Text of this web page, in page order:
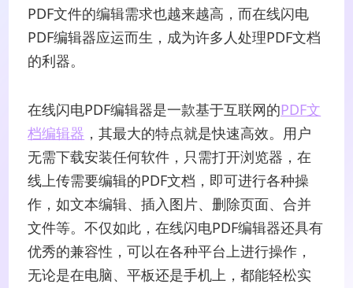
PDF文件的编辑需求也越来越高，而在线闪电
PDF编辑器应运而生，成为许多人处理PDF文档
的利器。
在线闪电PDF编辑器是一款基于互联网的PDF文
档编辑器 ，其最大的特点就是快速高效。用户
无需下载安装任何软件，只需打开浏览器，在
线上传需要编辑的PDF文档，即可进行各种操
作，如文本编辑、插入图片、删除页面、合并
文件等。不仅如此，在线闪电PDF编辑器还具有
优秀的兼容性，可以在各种平台上进行操作，
无论是在电脑、平板还是手机上，都能轻松实